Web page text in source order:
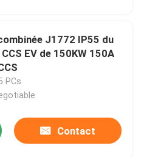
J1772 IP55 du
EV de 150KW 150A
PCs
Contact